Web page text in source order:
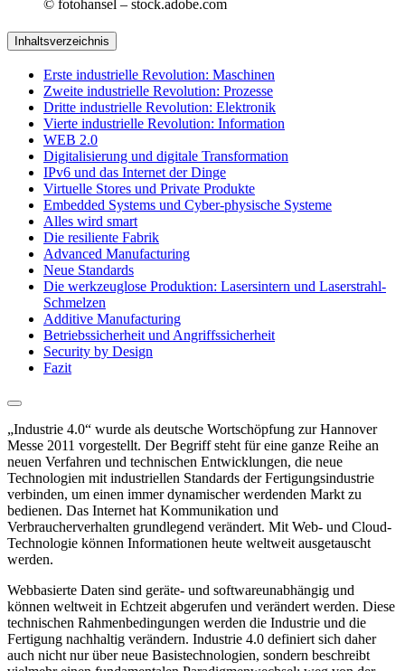
© fotohansel – stock.adobe.com
Inhaltsverzeichnis
Erste industrielle Revolution: Maschinen
Zweite industrielle Revolution: Prozesse
Dritte industrielle Revolution: Elektronik
Vierte industrielle Revolution: Information
WEB 2.0
Digitalisierung und digitale Transformation
IPv6 und das Internet der Dinge
Virtuelle Stores und Private Produkte
Embedded Systems und Cyber-physische Systeme
Alles wird smart
Die resiliente Fabrik
Advanced Manufacturing
Neue Standards
Die werkzeuglose Produktion: Lasersintern und Laserstrahl-
Schmelzen
Additive Manufacturing
Betriebssicherheit und Angriffssicherheit
Security by Design
Fazit
„Industrie 4.0“ wurde als deutsche Wortschöpfung zur Hannover
Messe 2011 vorgestellt. Der Begriff steht für eine ganze Reihe an
neuen Verfahren und technischen Entwicklungen, die neue
Technologien mit industriellen Standards der Fertigungsindustrie
verbinden, um einen immer dynamischer werdenden Markt zu
bedienen. Das Internet hat Kommunikation und
Verbraucherverhalten grundlegend verändert. Mit Web- und Cloud-
Technologie können Informationen heute weltweit ausgetauscht
werden.
Webbasierte Daten sind geräte- und softwareunabhängig und
können weltweit in Echtzeit abgerufen und verändert werden. Diese
technischen Rahmenbedingungen werden die Industrie und die
Fertigung nachhaltig verändern. Industrie 4.0 definiert sich daher
auch nicht nur über neue Basistechnologien, sondern beschreibt